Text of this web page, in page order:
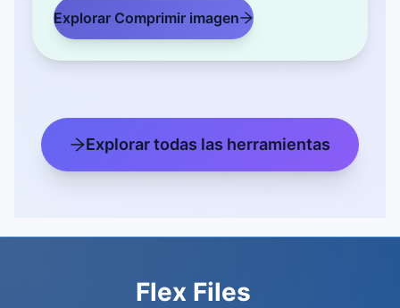
Explorar Comprimir imagen
Explorar todas las herramientas
Flex Files